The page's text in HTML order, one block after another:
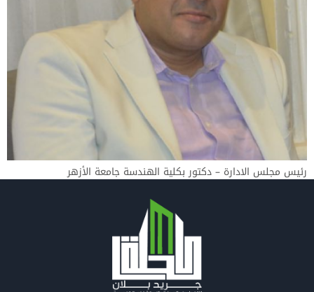
رئيس مجلس الادارة – دكتور بكلية الهندسة جامعة الأزهر